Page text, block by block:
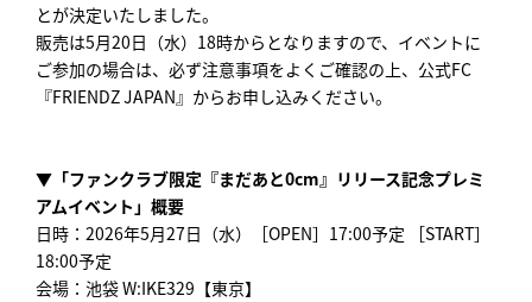
とが決定いたしました。
販売は5月20日（水）18時からとなりますので、イベントに
ご参加の場合は、必ず注意事項をよくご確認の上、公式FC
『FRIENDZ JAPAN』からお申し込みください。
▼「ファンクラブ限定『まだあと0cm』リリース記念プレミ
アムイベント」概要
日時：2026年5月27日（水）［OPEN］17:00予定 ［START］
18:00予定
会場：池袋 W:IKE329【東京】